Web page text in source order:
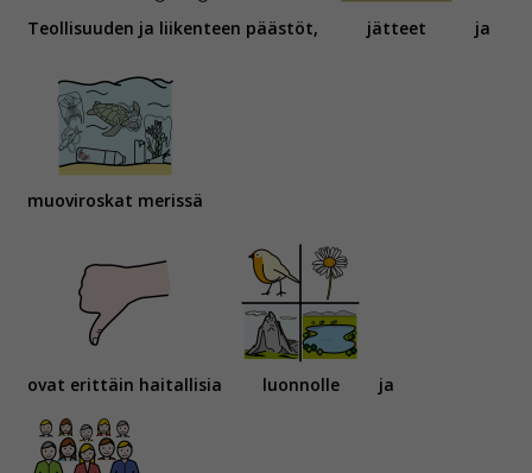
Teollisuuden ja liikenteen päästöt, jätteet ja
muoviroskat merissä
ovat erittäin haitallisia luonnolle ja